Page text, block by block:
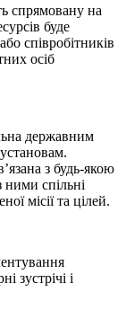
спрямовану на
буде
співробітників
осіб
державним
з будь-якою
спільні
місії та цілей.
зустрічі і